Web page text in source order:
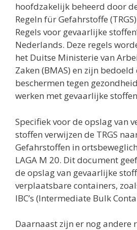
hoofdzakelijk beheerd door
Regeln für Gefahrstoffe
Regels voor gevaarlijke
Nederlands. Deze regels
het Duitse Ministerie van
Zaken (BMAS) en zijn
beschermen tegen
werken met gevaarlijke
Specifiek voor de opslag van
stoffen verwijzen de TRGS
Gefahrstoffen in
LAGA M 20. Dit document
de opslag van gevaarlijke
verplaatsbare containers,
IBC’s (Intermediate Bulk
Daarnaast zijn er nog andere